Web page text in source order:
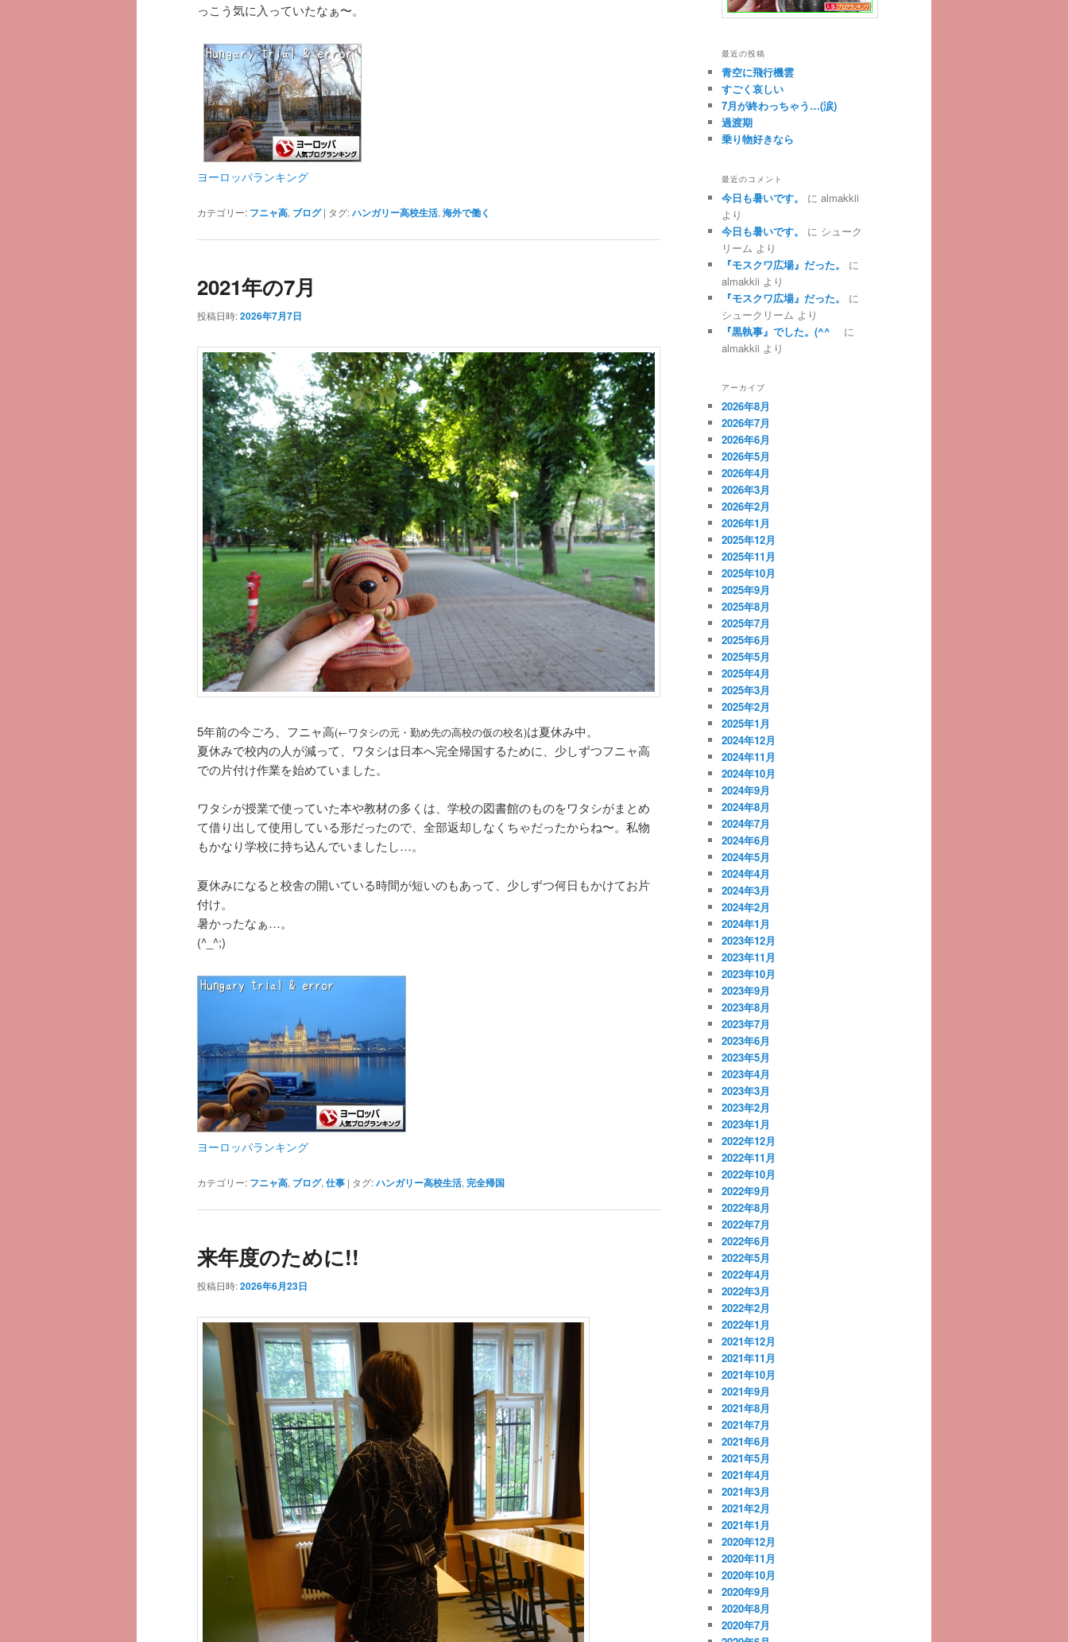
っこう気に入っていたなぁ〜。
ヨーロッパランキング
カテゴリー: フニャ高, ブログ | タグ:ハンガリー高校生活,海外で働く
2021年の7月
投稿日時:2026年7月7日
5年前の今ごろ、フニャ高(←ワタシの元・勤め先の高校の仮の校名)は夏休み中。
夏休みで校内の人が減って、ワタシは日本へ完全帰国するために、少しずつフニャ高
での片付け作業を始めていました。
ワタシが授業で使っていた本や教材の多くは、学校の図書館のものをワタシがまとめ
て借り出して使用している形だったので、全部返却しなくちゃだったからね〜。私物
もかなり学校に持ち込んでいましたし…。
夏休みになると校舎の開いている時間が短いのもあって、少しずつ何日もかけてお片
付け。
暑かったなぁ…。
(^_^;)
ヨーロッパランキング
カテゴリー: フニャ高, ブログ, 仕事 | タグ:ハンガリー高校生活, 完全帰国
来年度のために!!
投稿日時:2026年6月23日
最近の投稿
青空に飛行機雲
すごく哀しい
7月が終わっちゃう…(涙)
過渡期
乗り物好きなら
最近のコメント
今日も暑いです。 に almakkii
より
今日も暑いです。
に シューク
リーム より
『モスクワ広場』だった。
に
almakkii より
『モスクワ広場』だった。
に
シュークリーム より
『黒執事』でした。(^^ゞ
に
almakkii より
アーカイブ
2026年8月
2026年7月
2026年6月
2026年5月
2026年4月
2026年3月
2026年2月
2026年1月
2025年12月
2025年11月
2025年10月
2025年9月
2025年8月
2025年7月
2025年6月
2025年5月
2025年4月
2025年3月
2025年2月
2025年1月
2024年12月
2024年11月
2024年10月
2024年9月
2024年8月
2024年7月
2024年6月
2024年5月
2024年4月
2024年3月
2024年2月
2024年1月
2023年12月
2023年11月
2023年10月
2023年9月
2023年8月
2023年7月
2023年6月
2023年5月
2023年4月
2023年3月
2023年2月
2023年1月
2022年12月
2022年11月
2022年10月
2022年9月
2022年8月
2022年7月
2022年6月
2022年5月
2022年4月
2022年3月
2022年2月
2022年1月
2021年12月
2021年11月
2021年10月
2021年9月
2021年8月
2021年7月
2021年6月
2021年5月
2021年4月
2021年3月
2021年2月
2021年1月
2020年12月
2020年11月
2020年10月
2020年9月
2020年8月
2020年7月